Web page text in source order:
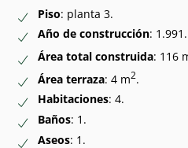
Piso: planta 3.
Año de construcción: 1.991.
Área total construida: 116
Área terraza: 4 m2.
Habitaciones: 4.
Baños: 1.
Aseos: 1.